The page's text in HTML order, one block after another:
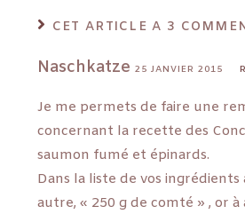
CET ARTICLE A 3
Naschkatze25 JANVIER 2015
Je me permets de faire une
concernant la recette des
saumon fumé et épinards.
Dans la liste de vos
autre, « 250 g de comté » , or